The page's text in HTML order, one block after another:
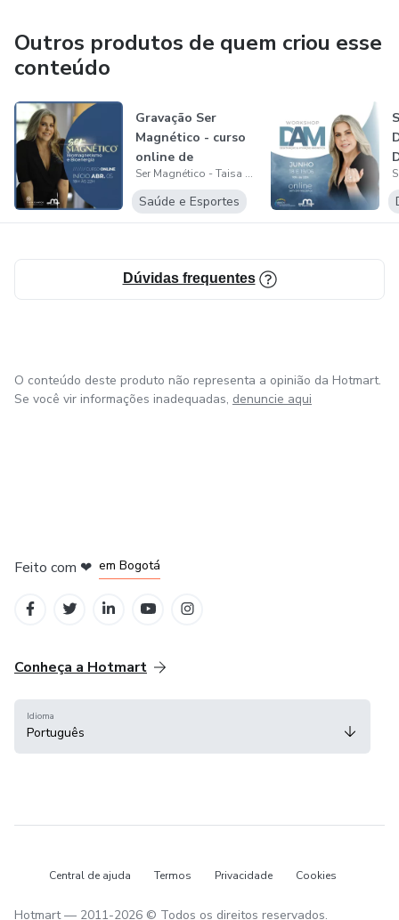
Outros produtos de quem criou esse
conteúdo
Gravação Ser
Magnético - curso
online de
biomagnetismo
com T...
Ser Magnético - Taisa Campos
Saúde e Esportes
Dúvidas frequentes
O conteúdo deste produto não representa a opinião da Hotmart.
Se você vir informações inadequadas, denuncie aqui
Feito com ❤ em Bogotá
Conheça a Hotmart
Idioma
Português
Central de ajuda Termos Privacidade Cookies
Hotmart — 2011-2026 © Todos os direitos reservados.